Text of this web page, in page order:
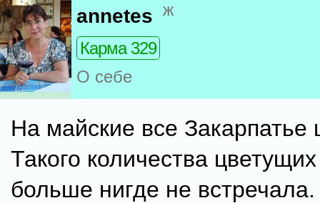
annetes ж
Карма 329
О себе
На майские все Закарпатье
Такого количества
больше нигде не